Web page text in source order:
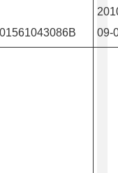
09-